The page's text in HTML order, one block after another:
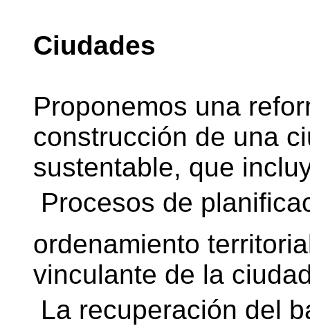
Ciudades
Proponemos una
construcción de una
sustentable, que
 Procesos de
ordenamiento
vinculante de la
 La recuperación del